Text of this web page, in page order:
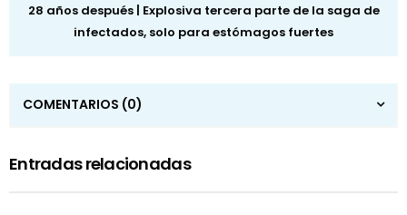
28 años después | Explosiva tercera parte de la saga de
infectados, solo para estómagos fuertes
COMENTARIOS (0)
Entradas relacionadas